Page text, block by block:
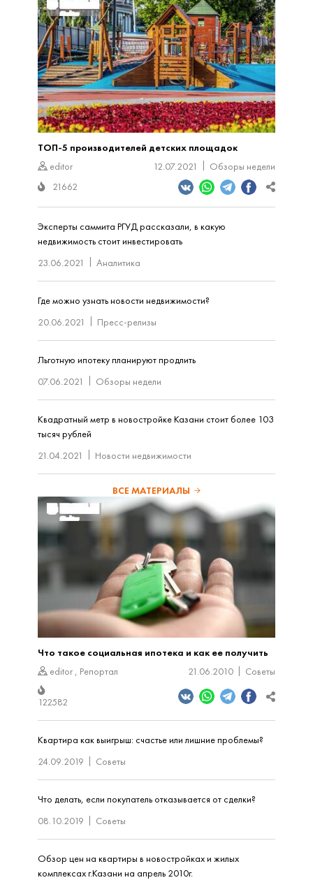
ТОП-5 производителей детских площадок
editor
12.07.2021
Обзоры недели
21662
Эксперты саммита РГУД рассказали, в какую
недвижимость стоит инвестировать
23.06.2021
Аналитика
Где можно узнать новости недвижимости?
20.06.2021
Пресс-релизы
Льготную ипотеку планируют продлить
07.06.2021
Обзоры недели
Квадратный метр в новостройке Казани стоит более 103
тысяч рублей
21.04.2021
Новости недвижимости
ВСЕ МАТЕРИАЛЫ
Что такое социальная ипотека и как ее получить
editor , Репортал 21.06.2010 Советы
122582
Квартира как выигрыш: счастье или лишние проблемы?
24.09.2019
Советы
Что делать, если покупатель отказывается от сделки?
08.10.2019
Советы
Обзор цен на квартиры в новостройках и жилых
комплексах г.Казани на апрель 2010г.